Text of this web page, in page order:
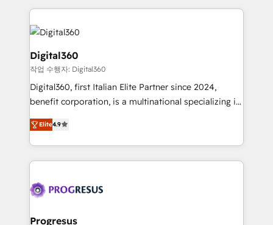
Packages: Choose ongoing support or project-based
maximising the value of the HubSpot platform and
building an integrated growth stack that brings your
business, operational and technical requirements to
life, and creates a 360˚ view of your customer to
help your teams do more. We specialise in HubSpot
technical services, website design and development
as well as agency services that help set you up for
and align your website and marketing to sales and
customers. Let's work side-by-side to make it
happen.
Digital360
작업 수행자: Digital360
Digital360, first Italian Elite Partner since 2024,
benefit corporation, is a multinational specializing in
strategic consulting, technological solutions,
marketing, and communication services, aimed at
enhancing business operations and brand
reputation. It collaborates with organizations and
through a multicultural and multidisciplinary team
technology, law, and organization, bringing together
Elite4.9
Progresus